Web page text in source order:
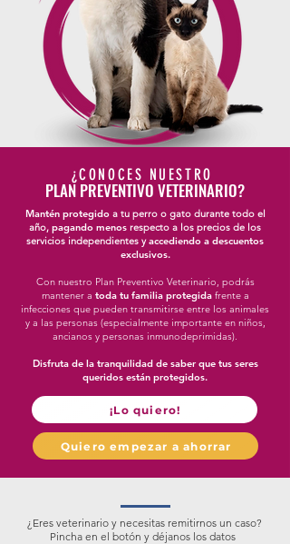
¿CONOCES NUESTRO
PLAN PREVENTIVO VETERINARIO?
Mantén protegidoa tu perro o gato durante todo el
año, pagando menos respecto a los precios de los
servicios independientes yaccediendo a descuentos
exclusivos.
Con nuestro Plan Preventivo Veterinario, podrás
mantener a toda tu familia protegidafrente a
infecciones que pueden transmitirse entre los animales
y a las personas (especialmente importante en niños,
ancianos y personas inmunodeprimidas).
Disfruta de la tranquilidad de saber que tus seres
queridos están protegidos.
¡Lo quiero!
Quiero empezar a ahorrar
¿Eres veterinario y necesitas remitirnos un caso?
Pincha en el botón y déjanos los datos